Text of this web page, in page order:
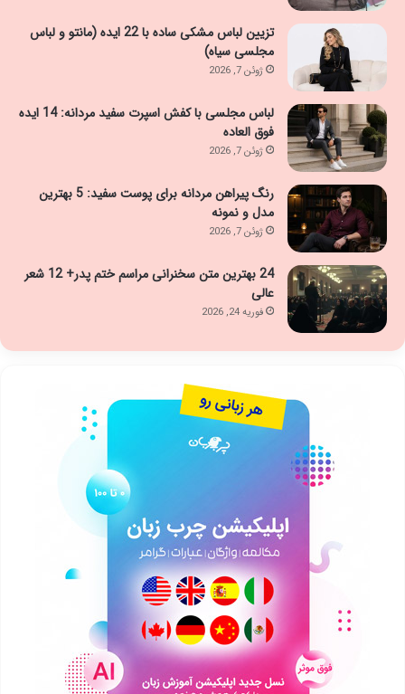
تزیین لباس مشکی ساده با 22 ایده (مانتو و لباس
مجلسی سیاه)
ژوئن 7, 2026
لباس مجلسی با کفش اسپرت سفید مردانه: 14 ایده
فوق العاده
ژوئن 7, 2026
رنگ پیراهن مردانه برای پوست سفید: 5 بهترین
مدل و نمونه
ژوئن 7, 2026
24 بهترین متن سخنرانی مراسم ختم پدر+ 12 شعر
عالی
فوریه 24, 2026